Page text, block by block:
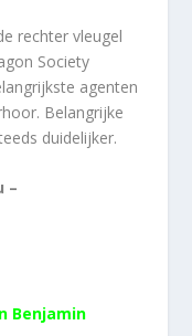
rechter vleugel
Society
agenten
Belangrijke
duidelijker.
–
Benjamin